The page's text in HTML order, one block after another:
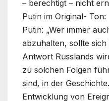
– berechtigt – nicht
Putin im Original- Ton:
Putin: „Wer immer
abzuhalten, sollte
Antwort Russlands
zu solchen Folgen
sind, in der
Entwicklung von